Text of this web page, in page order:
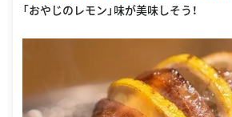
「おやじのレモン」味が美味しそう！